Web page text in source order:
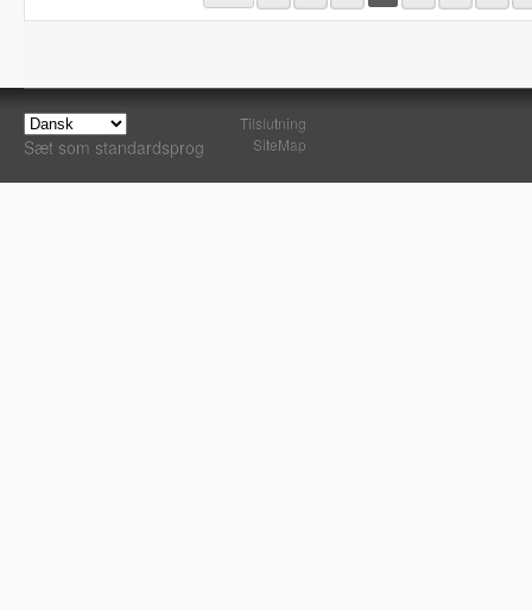
Sæt som standardsprog
Tilslutning
SiteMap